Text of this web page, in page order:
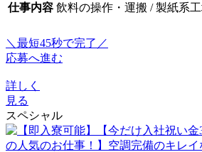
仕事内容 飲料の操作・運搬 / 製紙系工
＼最短45秒で完了／
応募へ進む
詳しく
見る
スペシャル